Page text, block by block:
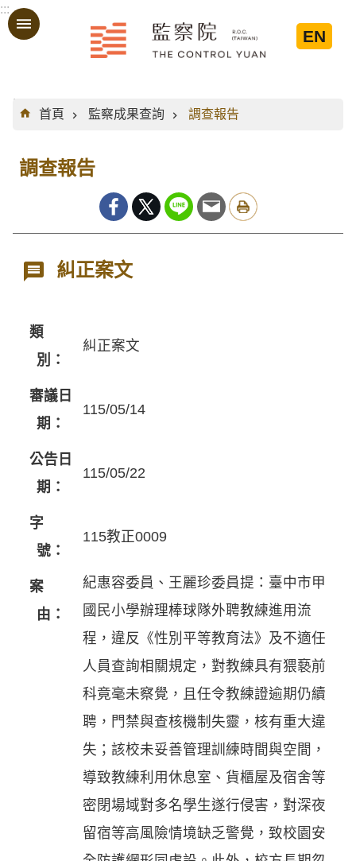
跳到主要內容區塊
:::
EN
:::
首頁
監察成果查詢 調查報告
調查報告
糾正案文
類
別：
糾正案文
審議日
期：
115/05/14
公告日
期：
115/05/22
字
號：
115教正0009
案
由：
紀惠容委員、王麗珍委員提：臺中市甲
國民小學辦理棒球隊外聘教練進用流
程，違反《性別平等教育法》及不適任
人員查詢相關規定，對教練具有猥褻前
科竟毫未察覺，且任令教練證逾期仍續
聘，門禁與查核機制失靈，核有重大違
失；該校未妥善管理訓練時間與空間，
導致教練利用休息室、貨櫃屋及宿舍等
密閉場域對多名學生遂行侵害，對深夜
留宿等高風險情境缺乏警覺，致校園安